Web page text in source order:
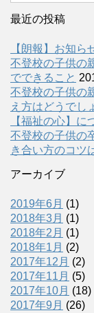
最近の投稿
【朗報】お知ら
不登校の子供の
でできること
不登校の子供の
え方はどうでし
【福祉の心】に
不登校の子供の
き合い方のコツ
アーカイブ
2019年6月 (1)
2018年3月 (1)
2018年2月 (1)
2018年1月 (2)
2017年12月 (2)
2017年11月 (5)
2017年10月 (18)
2017年9月 (26)